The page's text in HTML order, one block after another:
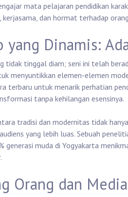
mata pelajaran pendidikan
kerjasama, dan hormat terhadap
yang Dinamis:
tidak tinggal diam; seni ini telah
menyuntikkan elemen-elemen
terbaru untuk menarik perhatian
tanpa kehilangan esensinya.
tradisi dan modernitas tidak
yang lebih luas. Sebuah
generasi muda di Yogyakarta
Orang dan